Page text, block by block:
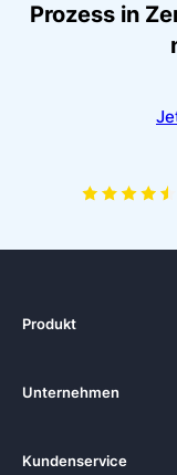
Prozess in
Produkt
Funktionen
Kostenlose Beratung
Unternehmen
Zenkit in der Presse
Kundenservice